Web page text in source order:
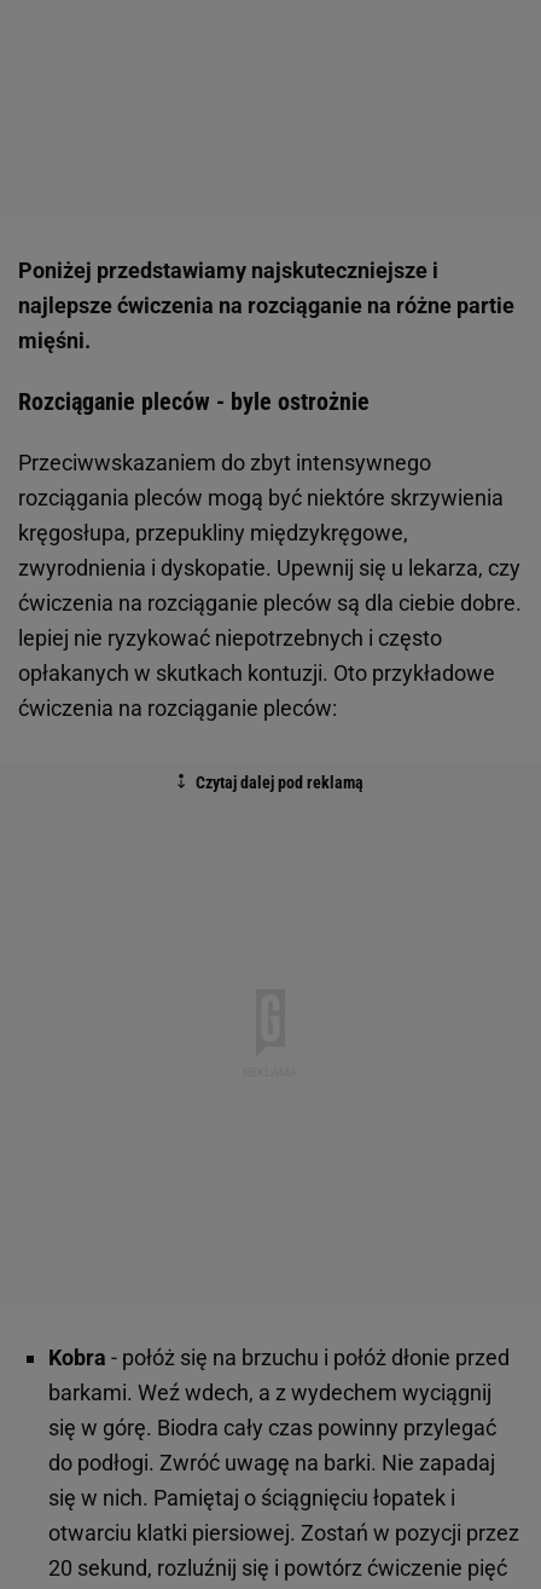
Poniżej przedstawiamy najskuteczniejsze i
najlepsze ćwiczenia na rozciąganie na różne partie
mięśni.
Rozciąganie pleców - byle ostrożnie
Przeciwwskazaniem do zbyt intensywnego
rozciągania pleców mogą być niektóre skrzywienia
kręgosłupa, przepukliny międzykręgowe,
zwyrodnienia i dyskopatie. Upewnij się u lekarza, czy
ćwiczenia na rozciąganie pleców są dla ciebie dobre.
lepiej nie ryzykować niepotrzebnych i często
opłakanych w skutkach kontuzji. Oto przykładowe
ćwiczenia na rozciąganie pleców:
Kobra - połóż się na brzuchu i połóż dłonie przed
barkami. Weź wdech, a z wydechem wyciągnij
się w górę. Biodra cały czas powinny przylegać
do podłogi. Zwróć uwagę na barki. Nie zapadaj
się w nich. Pamiętaj o ściągnięciu łopatek i
otwarciu klatki piersiowej. Zostań w pozycji przez
20 sekund, rozluźnij się i powtórz ćwiczenie pięć